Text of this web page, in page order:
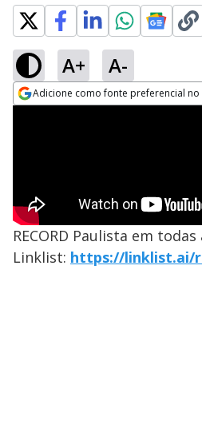
A+ A-
Adicione como fonte preferencial no
RECORD Paulista em todas
Linklist: https://linklist.ai/